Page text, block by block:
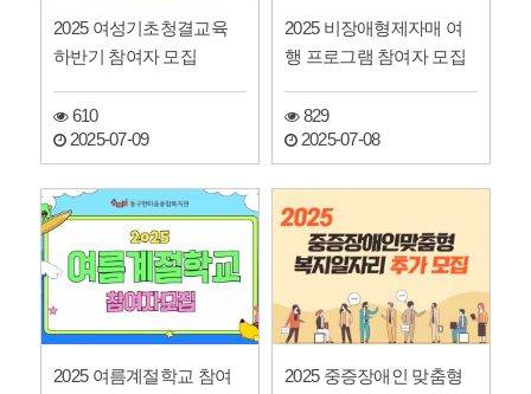
2025 여성기초청결교육
하반기 참여자 모집
610
2025-07-09
2025 비장애형제자매 여
행 프로그램 참여자 모집
829
2025-07-08
2025 여름계절학교 참여
2025 중증장애인 맞춤형